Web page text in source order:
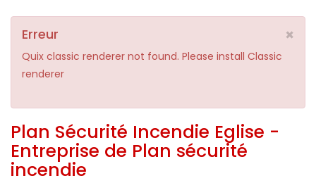
×
Erreur
Quix classic renderer not found. Please install Classic
renderer
Plan Sécurité Incendie Eglise -
Entreprise de Plan sécurité
incendie